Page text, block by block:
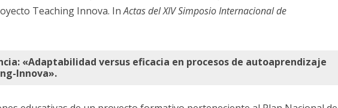
eficacia
Teaching Innova. InActas del XIV Simposio Internacional de
«Adaptabilidad versus eficacia en procesos de autoaprendizaje
Innova».